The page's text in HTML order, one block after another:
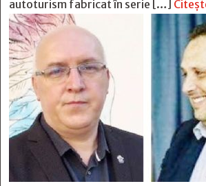
autoturism fabricat în serie […]